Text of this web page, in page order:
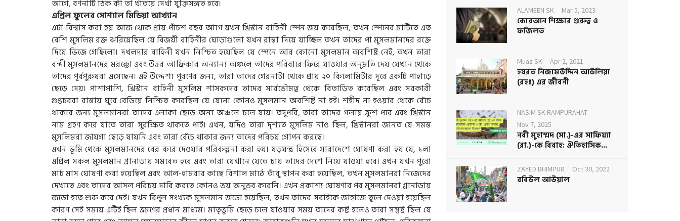
আগে, বর্ণনাটি ঠিক কী তা খতিয়ে দেখা যুক্তিসঙ্গত হবে।
এপ্রিল ফুলের সোশ্যাল মিডিয়া আখ্যান
এটা বিশ্বাস করা হয় আজ থেকে প্রায় পাঁচশ বছর আগে যখন খ্রিস্টান বাহিনী স্পেন জয় করেছিল, তখন স্পেনের মাটিতে এত
বেশি মুসলিম রক্ত ঝরিয়েছিল যে বিজয়ী বাহিনীর ঘোড়াগুলো যখন রাস্তা দিয়ে যাচ্ছিল তখন তাদের পা মুসলমানদের রক্তে
দিয়ে ভিজে গেছিলো। দখলদার বাহিনী যখন নিশ্চিত হয়েছিল যে স্পেনে আর কোনো মুসলমান অবশিষ্ট নেই, তখন তারা
বন্দী মুসলমানদের মরক্কো এবং উত্তর আফ্রিকার অন্যান্য অঞ্চলে তাদের পরিবারে ফিরে যাওয়ার অনুমতি দেয় যেখান থেকে
তাদের পূর্বপুরুষরা এসেছেন। এই উদ্দেশ্য পূরণের জন্য, তারা তাদের গেরনাটা থেকে প্রায় ২০ কিলোমিটার দূরে একটি পাহাড়ে
ছেড়ে দেয়। পাশাপাশি, খ্রিস্টান বাহিনী মুসলিম শাসকদের তাদের সার্বভৌমত্ব থেকে বিতাড়িত করেছিল এবং সরকারী
গুপ্তচররা রাস্তায় ঘুরে বেড়িয়ে নিশ্চিত করেছিল যে যেনো কোনও মুসলমান অবশিষ্ট না হই। শহীদ না হওয়ার থেকে বেঁচে
থাকার জন্য মুসলমানরা তাদের এলাকা ছেড়ে অন্য অঞ্চলে চলে যায়। তদুপরি, তারা তাদের গলায় ক্রুশ পরে এবং খ্রিস্টান
নাম গ্রহণ করে যাতে তারা সুরক্ষিত থাকতে পাই। এখন, যদিও তারা দৃশ্যত মুসলিম নাও ছিল, খ্রিস্টানরা জানত যে সমস্ত
মুসলিমরা জায়গা ছেড়ে যায়নি এবং তারা বেঁচে থাকার জন্য তাদের পরিচয় গোপন করছে।
এখন ভূমি থেকে মুসলমানদের বের করে দেওয়ার পরিকল্পনা করা হয়। ষড়যন্ত্র হিসেবে সারাদেশে ঘোষণা করা হয় যে, ১লা
এপ্রিল সকল মুসলমান গ্রানাডায় সমবেত হবে এবং তারা যেখানে যেতে চায় তাদের দেশে নিয়ে যাওয়া হবে। এখন যখন পুরো
মার্চ মাস ঘোষণা করা হয়েছিল এবং আল-হামরার কাছে বিশাল মাঠে তাঁবু স্থাপন করা হয়েছিল, তখন মুসলমানরা নিজেদের
দেখাতে এবং তাদের আসল পরিচয় দাবি করতে কোনও ভয় অনুভব করেনি। এখন প্রকাশ্য ঘোষণার পর মুসলমানরা গ্রানাডায়
জড়ো হতে শুরু করে দেই। যখন বিপুল সংখ্যক মুসলমান জড়ো হয়েছিল, তখন তাদের সবাইকে জাহাজে তুলে দেওয়া হয়েছিল
কারণ সেই সময়ে এটিই ছিল ভ্রমণের প্রধান মাধ্যম। মাতৃভূমি ছেড়ে চলে যাওয়ার সময় তাদের কষ্ট হলেও তারা সন্তুষ্ট ছিল যে
ALAMEEN SK Mar 5, 2023
কোরআন শিক্ষার গুরুত্ব ও
ফজিলত
Muaz SK Apr 2, 2021
হযরত নিজামউদ্দিন আউলিয়া
(রহঃ) এর জীবনী
NASIM SK RAMPURAHAT
Nov 7, 2025
নবী মুহাম্মদ (সা.)-এর সাফিয়্যা
(রা.)-কে বিবাহ: ঐতিহাসিক...
ZAYED BHIMPUR Oct 30, 2022
রবিউল আউয়াল